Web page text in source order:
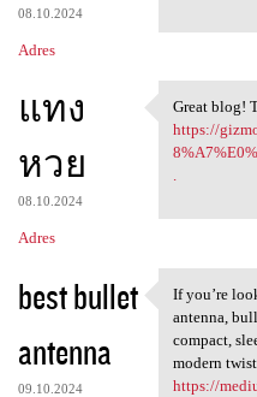
08.10.2024
Adres
แทง
หวย
08.10.2024
Adres
Great
Great blog!
https://
best bullet
antenna
09.10.2024
If you’re
If you’re
antenna,
compact,
modern
https://